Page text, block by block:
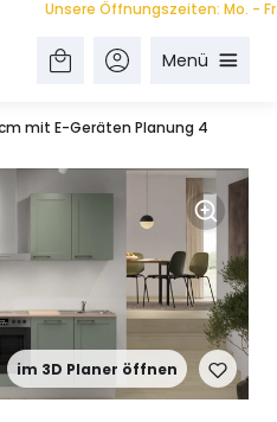
Unsere Öffnungszeiten: Mo. - Fr.
Menü
mit E-Geräten Planung 4
im 3D Planer öffnen